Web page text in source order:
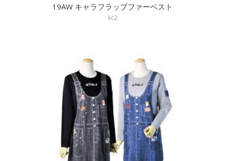
19AW キャラフラップファーベスト
kc2